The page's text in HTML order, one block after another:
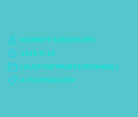
NORBERT SZEKERCZÉS
2025.10.25.
[:HU]GYÓGYMASSZŐRÖKNEK[:]
GYÓGYMASSZŐR